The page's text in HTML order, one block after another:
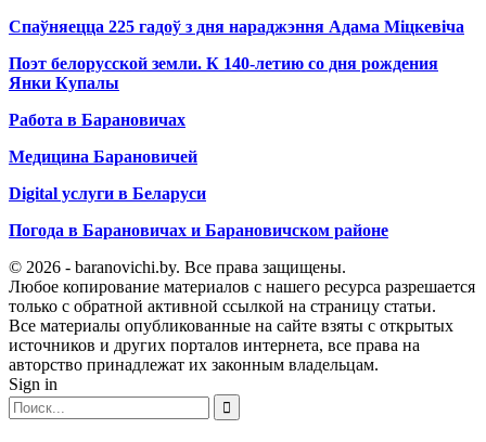
Спаўняецца 225 гадоў з дня нараджэння Адама Міцкевіча
Поэт белорусской земли. К 140-летию со дня рождения
Янки Купалы
Работа в Барановичах
Медицина Барановичей
Digital услуги в Беларуси
Погода в Барановичах и Барановичском районе
© 2026 - baranovichi.by. Все права защищены.
Любое копирование материалов с нашего ресурса разрешается
только с обратной активной ссылкой на страницу статьи.
Все материалы опубликованные на сайте взяты с открытых
источников и других порталов интернета, все права на
авторство принадлежат их законным владельцам.
Sign in